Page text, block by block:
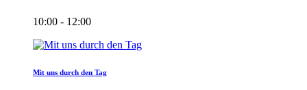
10:00 - 12:00
Mit uns durch den Tag